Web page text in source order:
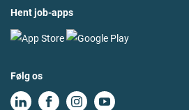
Hent job-apps
Følg os